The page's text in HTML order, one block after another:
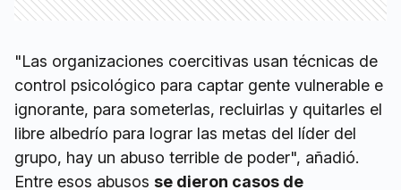
"Las organizaciones coercitivas usan técnicas de
control psicológico para captar gente vulnerable e
ignorante, para someterlas, recluirlas y quitarles el
libre albedrío para lograr las metas del líder del
grupo, hay un abuso terrible de poder", añadió.
Entre esos abusos se dieron casos de